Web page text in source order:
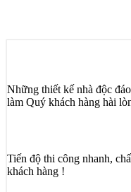
Những thiết kế nhà độc
làm Quý khách hàng hài
Tiến độ thi công nhanh,
khách hàng !